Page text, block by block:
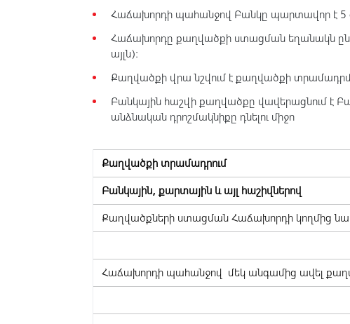
Հաճախորդի պահանջով Բանկը պարտավոր է 5
Հաճախորդը քաղվածքի ստացման եղանակն
այլն)։
Քաղվածքի վրա նշվում է քաղվածքի
Բանկային հաշվի քաղվածքը վավերացնում է
անձնական դրոշմակնիքը դնելու միջո
Քաղվածքի տրամադրում
Բանկային, քարտային և այլ հաշիվներով
Քաղվածքների ստացման Հաճախորդի կողմից
Հաճախորդի պահանջով մեկ անգամից ավել